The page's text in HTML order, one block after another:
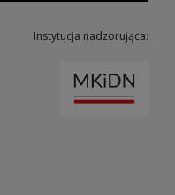
Instytucja nadzorująca: